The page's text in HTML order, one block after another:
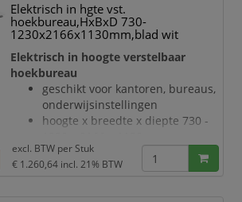
bladdikte 25 mm
draagvermogen 120 kg
verdieping links, hoek 135 °
geluidsniveau van 42 dB
T-voetonderstel van staal met
slag- en krasvaste poedercoating
in zilverkleurig
hoogteverstelling via 2
elektromotoren
Botsingbescherming
hefsne
Elektrisch in hgte vst.
hoekbureau,HxBxD 730-
1230x2166x1130mm,blad wit
Elektrisch in hoogte verstelbaar
hoekbureau
geschikt voor kantoren, bureaus,
onderwijsinstellingen
hoogte x breedte x diepte 730 -
blad van hout met
onderhoudsvriendelijke
excl. BTW per Stuk
€ 1.260,64 incl. 21% BTW